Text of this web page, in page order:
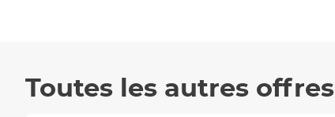
Toutes les autres offres